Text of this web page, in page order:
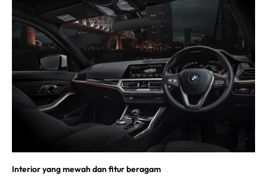
Interior yang mewah dan fitur beragam